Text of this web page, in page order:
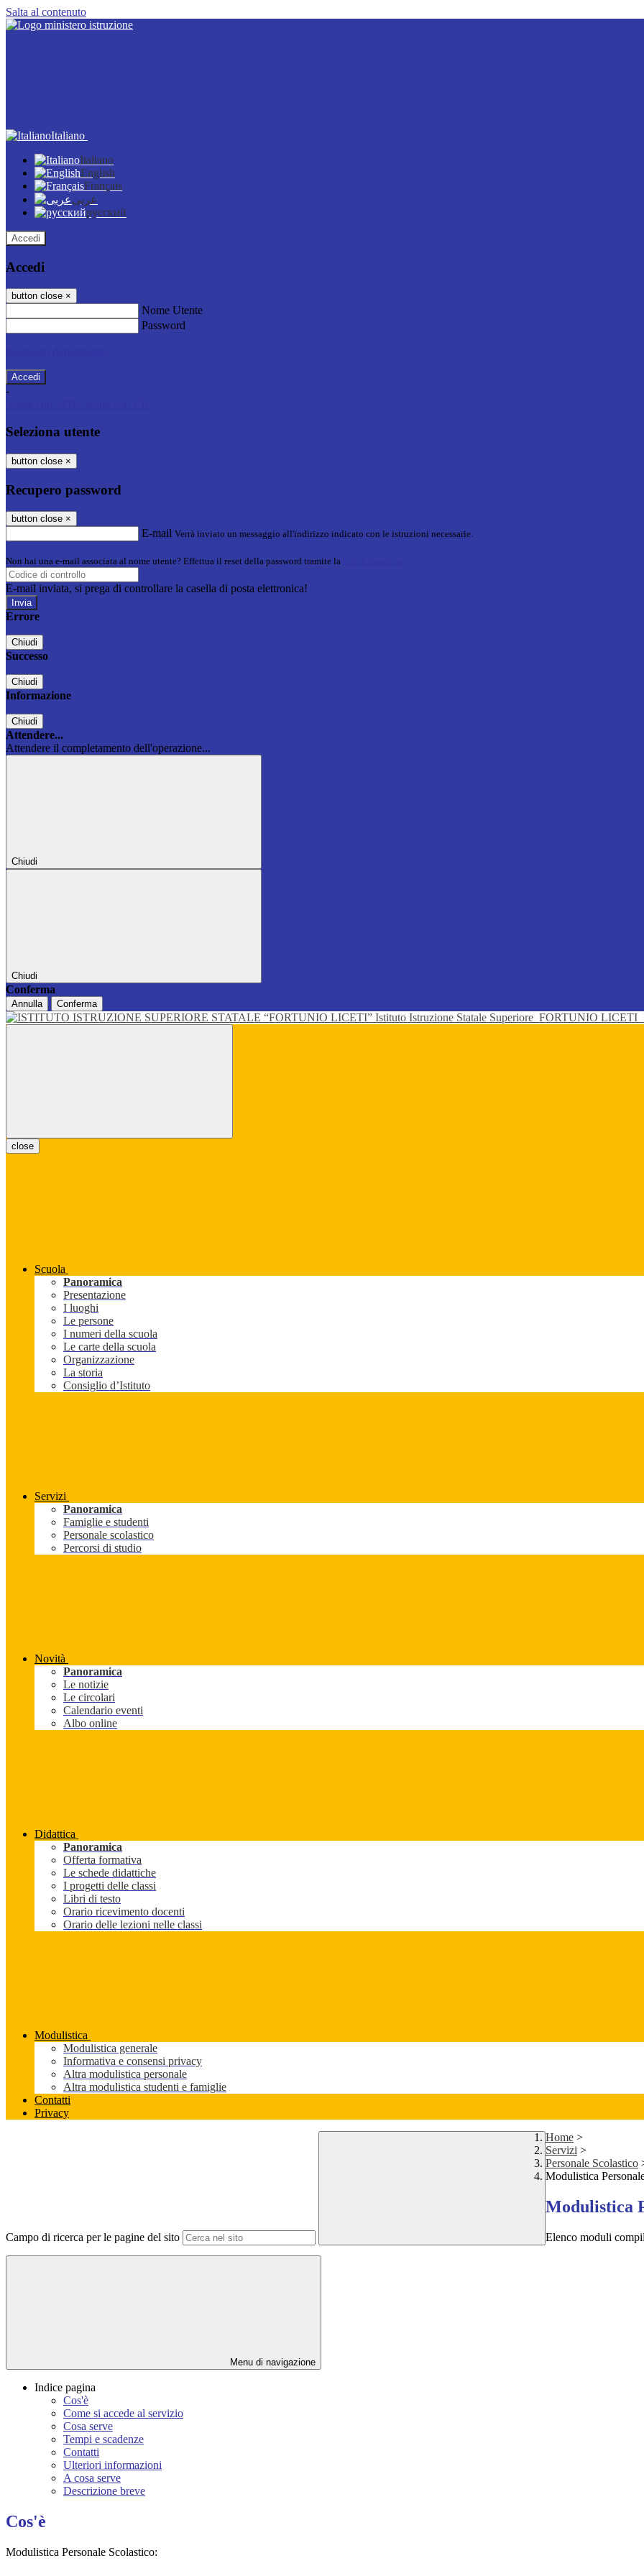
Salta al contenuto
Italiano
Italiano
English
Français
عربى
русский
Accedi
Accedi
button close ×
Nome Utente
Password
-
Seleziona utente
button close ×
Recupero password
button close ×
E-mail Verrà inviato un messaggio all'indirizzo indicato con le istruzioni necessarie.
Non hai una e-mail associata al nome utente? Effettua il reset della password tramite la
E-mail inviata, si prega di controllare la casella di posta elettronica!
Errore
Chiudi
Successo
Chiudi
Informazione
Chiudi
Attendere...
Attendere il completamento dell'operazione...
Chiudi
Chiudi
Conferma
Annulla Conferma
Istituto Istruzione Statale Superiore FORTUNIO LICETI
close
Scuola
Panoramica
Presentazione
I luoghi
Le persone
I numeri della scuola
Le carte della scuola
Organizzazione
La storia
Consiglio d’Istituto
Servizi
Panoramica
Famiglie e studenti
Personale scolastico
Percorsi di studio
Novità
Panoramica
Le notizie
Le circolari
Calendario eventi
Albo online
Didattica
Panoramica
Offerta formativa
Le schede didattiche
I progetti delle classi
Libri di testo
Orario ricevimento docenti
Orario delle lezioni nelle classi
Modulistica
Modulistica generale
Informativa e consensi privacy
Altra modulistica personale
Altra modulistica studenti e famiglie
Contatti
Privacy
Campo di ricerca per le pagine del sito
Home >
Servizi >
Personale Scolastico
Modulistica
Modulistica
Elenco moduli
Menu di navigazione
Indice pagina
Cos'è
Come si accede al servizio
Cosa serve
Tempi e scadenze
Contatti
Ulteriori informazioni
A cosa serve
Descrizione breve
Cos'è
Modulistica Personale Scolastico: